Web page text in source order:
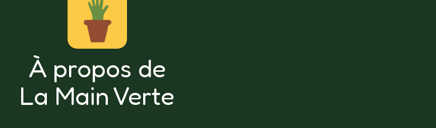
À propos de
La Main Verte